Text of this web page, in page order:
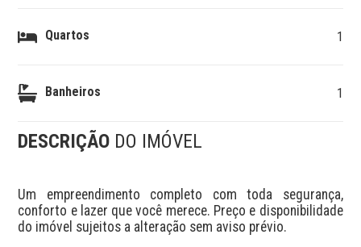
Quartos 1
Banheiros 1
DESCRIÇÃO DO IMÓVEL
Um empreendimento completo com toda segurança,
conforto e lazer que você merece. Preço e disponibilidade
do imóvel sujeitos a alteração sem aviso prévio.